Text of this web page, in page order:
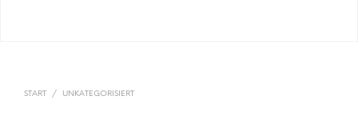
START / UNKATEGORISIERT